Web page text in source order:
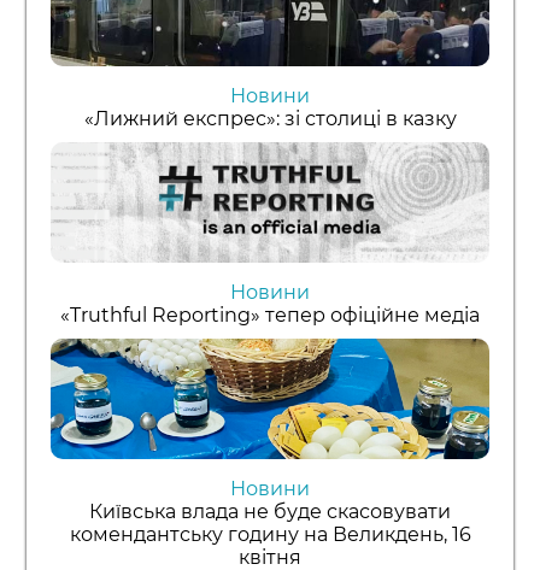
Новини
«Лижний експрес»: зі столиці в казку
Новини
«Truthful Reporting» тепер офіційне медіа
Новини
Київська влада не буде скасовувати
комендантську годину на Великдень, 16
квітня